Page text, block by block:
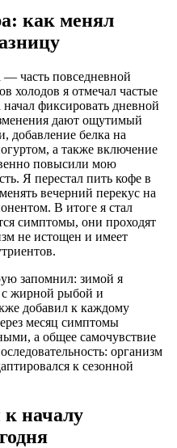
как менял
— часть повседневной
холодов я отмечал частые
фиксировать дневной
дают ощутимый
добавление белка на
а также включение
повысили мою
Я перестал пить кофе в
вечерний перекус на
В итоге я стал
симптомы, они проходят
не истощен и имеет
запомнил: зимой я
жирной рыбой и
добавил к каждому
месяц симптомы
а общее самочувствие
организм
к сезонной
началу